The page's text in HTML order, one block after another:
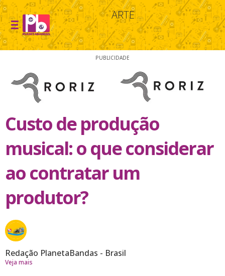
ARTE
PUBLICIDADE
Custo de produção
musical: o que considerar
ao contratar um
produtor?
Redação PlanetaBandas - Brasil
Veja mais